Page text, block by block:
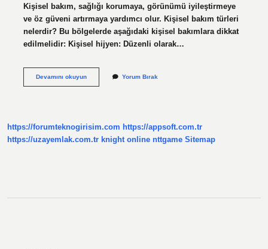
Kişisel bakım, sağlığı korumaya, görünümü iyileştirmeye
ve öz güveni artırmaya yardımcı olur. Kişisel bakım türleri
nelerdir? Bu bölgelerde aşağıdaki kişisel bakımlara dikkat
edilmelidir: Kişisel hijyen: Düzenli olarak…
Devamını okuyunKişisel
Yorum Bırak
https://forumteknogirisim.com https://appsoft.com.tr
https://uzayemlak.com.tr knight online nttgame Sitemap